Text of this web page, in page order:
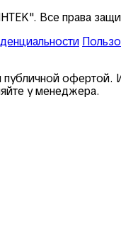
Все права
публичной офертой.
у менеджера.